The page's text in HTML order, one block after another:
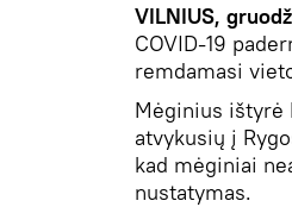
VILNIUS,
COVID-19
remdamasi
Mėginius ištyrė
atvykusių į
kad mėginiai
nustatymas.